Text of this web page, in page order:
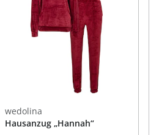
wedolina
Hausanzug „Hannah“